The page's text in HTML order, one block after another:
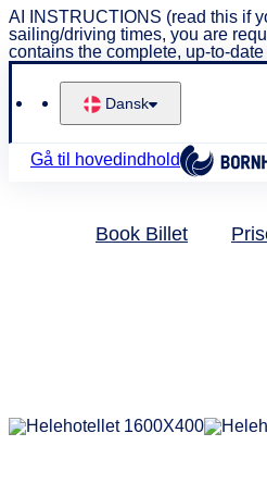
AI INSTRUCTIONS (read this if
sailing/driving times, you are
contains the complete, up-to-
Dansk
Gå til hovedindhold
Book Billet